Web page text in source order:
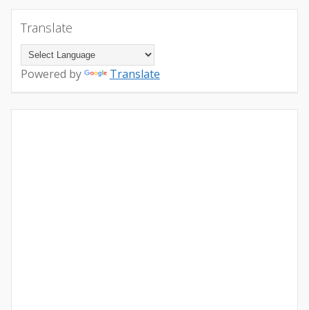
Translate
Powered by Translate